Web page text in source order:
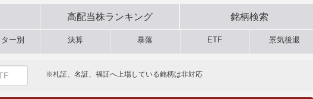
高配当株ランキング 銘柄検索
ー別 決算 暴落 ETF 景気後退
※札証、名証、福証へ上場している銘柄は非対応